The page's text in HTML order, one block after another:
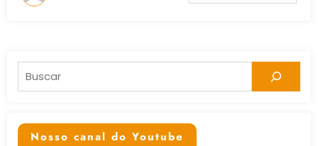
Pesquisar
Nosso canal do Youtube